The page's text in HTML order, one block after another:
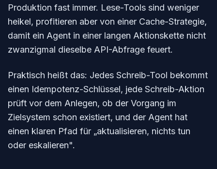
Produktion fast immer. Lese-Tools sind weniger
heikel, profitieren aber von einer Cache-Strategie,
damit ein Agent in einer langen Aktionskette nicht
zwanzigmal dieselbe API-Abfrage feuert.
Praktisch heißt das: Jedes Schreib-Tool bekommt
einen Idempotenz-Schlüssel, jede Schreib-Aktion
prüft vor dem Anlegen, ob der Vorgang im
Zielsystem schon existiert, und der Agent hat
einen klaren Pfad für „aktualisieren, nichts tun
oder eskalieren".